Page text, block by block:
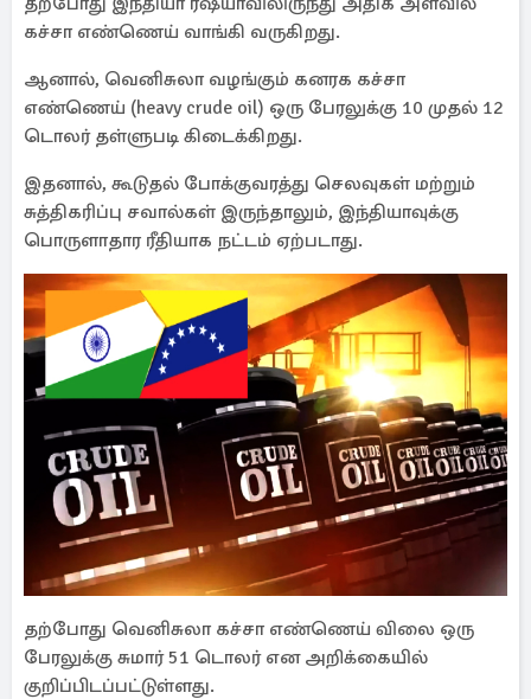
கச்சா எண்ணெய் வாங்கி வருகிறது.
ஆனால், வெனிசுலா வழங்கும் கனரக கச்சா
எண்ணெய் (heavy crude oil) ஒரு பேரலுக்கு 10 முதல் 12
டொலர் தள்ளுபடி கிடைக்கிறது.
இதனால், கூடுதல் போக்குவரத்து செலவுகள் மற்றும்
சுத்திகரிப்பு சவால்கள் இருந்தாலும், இந்தியாவுக்கு
பொருளாதார ரீதியாக நட்டம் ஏற்படாது.
தற்போது வெனிசுலா கச்சா எண்ணெய் விலை ஒரு
பேரலுக்கு சுமார் 51 டொலர் என அறிக்கையில்
குறிப்பிடப்பட்டுள்ளது.